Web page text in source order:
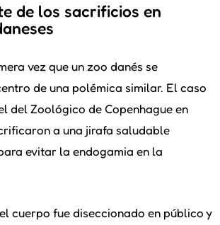
de los sacrificios en
vez que un zoo danés se
de una polémica similar. El caso
del Zoológico de Copenhague en
a una jirafa saludable
evitar la endogamia en la
cuerpo fue diseccionado en público y